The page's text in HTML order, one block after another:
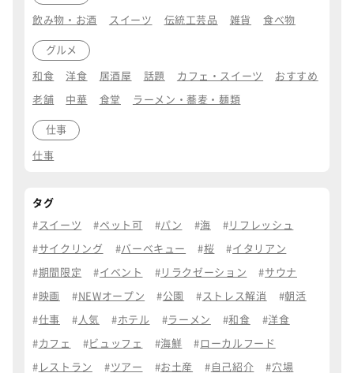
飲み物・お酒 スイーツ 伝統工芸品 雑貨 食べ物
グルメ
和食 洋食 居酒屋 話題 カフェ・スイーツ おすすめ
老舗 中華 食堂 ラーメン・蕎麦・麺類
仕事
仕事
タグ
スイーツ ペット可 パン 海 リフレッシュ
サイクリング バーベキュー 桜 イタリアン
期間限定 イベント リラクゼーション サウナ
映画 NEWオープン 公園 ストレス解消 朝活
仕事 人気 ホテル ラーメン 和食 洋食
カフェ ビュッフェ 海鮮 ローカルフード
レストラン ツアー お土産 自己紹介 穴場